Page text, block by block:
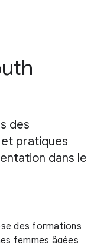
des
pratiques
dans le
des formations
femmes âgées